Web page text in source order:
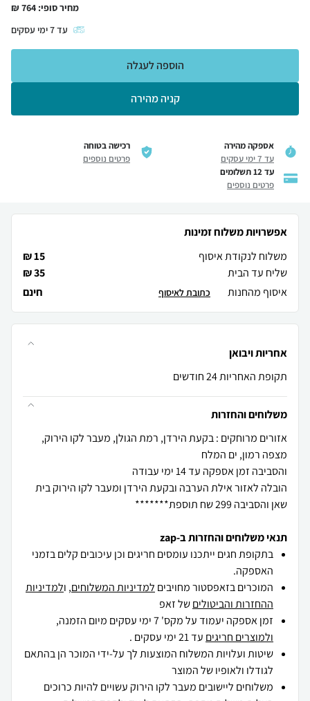
מחיר סופי: 764
₪
עד7ימי עסקים
קניה מהירה
הוספה לעגלה
אספקה מהירה
עד 7 ימי עסקים
רכישה בטוחה
פרטים נוספים
עד 12 תשלומים
פרטים נוספים
אפשרויות משלוח זמינות
משלוח לנקודת איסוף
15 ₪
שליח עד הבית
35 ₪
איסוף מהחנות
חינם כתובת לאיסוף
אחריות ויבואן
תקופת האחריות 24 חודשים
משלוחים והחזרות
אזורים מרוחקים : בקעת הירדן, רמת הגולן, מעבר לקו הירוק,
הובלה לאזור אילת הערבה ובקעת הירדן ומעבר לקו הירוק בית
שאן והסביבה 299 שח תוספת*******
תנאי משלוחים והחזרות ב-zap
בתקופת חגים ייתכנו עומסים חריגים וכן עיכובים קלים בזמני
האספקה.
המוכרים בזאפסטור מחויבים למדיניות המשלוחים, ולמדיניות
ההחזרות והביטוליםשל זאפ
זמן אספקה יעמוד על מקס' 7 ימי עסקים מיום הזמנה,
ולמוצרים חריגים עד 21 ימי עסקים .
שיטות ועלויות המשלוח המוצעות לך על-ידי המוכר הן בהתאם
לגודלו ולאופיו של המוצר
משלוחים ליישובים מעבר לקו הירוק עשויים להיות כרוכים